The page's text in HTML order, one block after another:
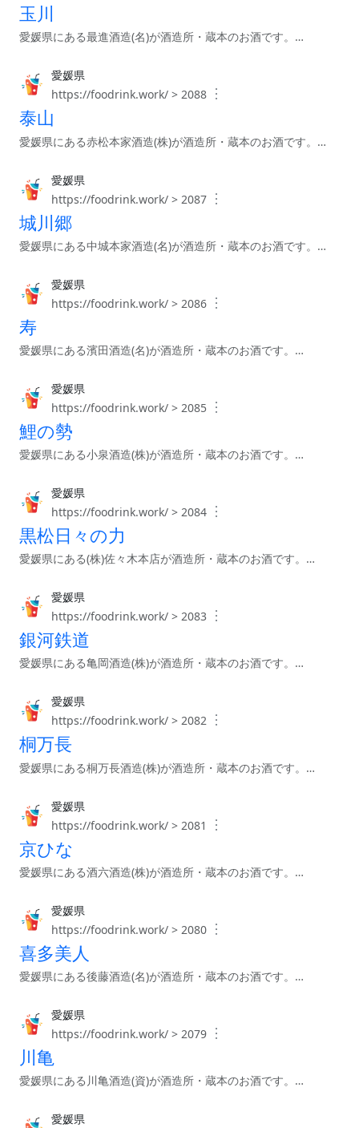
玉川
愛媛県にある最進酒造(名)が酒造所・蔵本のお酒です。…
愛媛県
https://foodrink.work/ > 2088 ︙
泰山
愛媛県にある赤松本家酒造(株)が酒造所・蔵本のお酒です。…
愛媛県
https://foodrink.work/ > 2087 ︙
城川郷
愛媛県にある中城本家酒造(名)が酒造所・蔵本のお酒です。…
愛媛県
https://foodrink.work/ > 2086 ︙
寿
愛媛県にある濱田酒造(名)が酒造所・蔵本のお酒です。…
愛媛県
https://foodrink.work/ > 2085 ︙
鯉の勢
愛媛県にある小泉酒造(株)が酒造所・蔵本のお酒です。…
愛媛県
https://foodrink.work/ > 2084 ︙
黒松日々の力
愛媛県にある(株)佐々木本店が酒造所・蔵本のお酒です。…
愛媛県
https://foodrink.work/ > 2083
︙
銀河鉄道
愛媛県にある亀岡酒造(株)が酒造所・蔵本のお酒です。…
愛媛県
https://foodrink.work/ > 2082 ︙
桐万長
愛媛県にある桐万長酒造(株)が酒造所・蔵本のお酒です。…
愛媛県
https://foodrink.work/ > 2081
︙
京ひな
愛媛県にある酒六酒造(株)が酒造所・蔵本のお酒です。…
愛媛県
https://foodrink.work/ > 2080 ︙
喜多美人
愛媛県にある後藤酒造(名)が酒造所・蔵本のお酒です。…
愛媛県
https://foodrink.work/ > 2079 ︙
川亀
愛媛県にある川亀酒造(資)が酒造所・蔵本のお酒です。…
愛媛県